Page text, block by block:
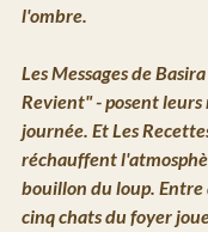
l'ombre.
Les Messages de Basira
Revient" - posent leurs
journée. Et Les
réchauffent
bouillon du loup. Entre
cinq chats du foyer